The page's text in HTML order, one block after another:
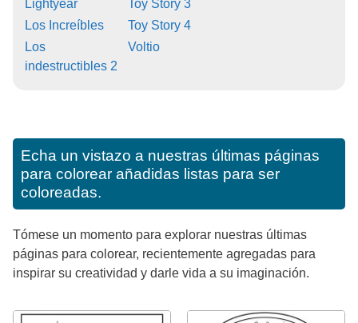
Lightyear
Los Increíbles
Los
indestructibles 2
Toy Story 3
Toy Story 4
Voltio
Echa un vistazo a nuestras últimas páginas
para colorear añadidas listas para ser
coloreadas.
Tómese un momento para explorar nuestras últimas
páginas para colorear, recientemente agregadas para
inspirar su creatividad y darle vida a su imaginación.